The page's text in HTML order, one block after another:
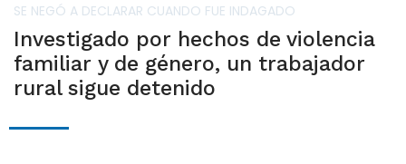
SE NEGÓ A DECLARAR CUANDO FUE INDAGADO
Investigado por hechos de violencia
familiar y de género, un trabajador
rural sigue detenido